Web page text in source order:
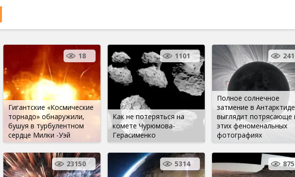
Гигантские «Космические
торнадо» обнаружили,
бушуя в турбулентном
сердце Милки -Уэй
18
Как не потеряться на
комете Чурюмова-
Герасименко
1101
Полное солнечное
затмение в Антарктиде
выглядит потрясающе
этих феноменальных
фотографиях
241
23150 5314 875